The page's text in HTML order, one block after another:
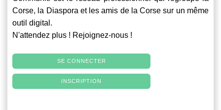
Corse, la Diaspora et les amis de la Corse sur un même
outil digital.
N'attendez plus ! Rejoignez-nous !
SE CONNECTER
INSCRIPTION